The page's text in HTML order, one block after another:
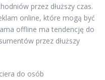
przez dłuższy czas.
online, które mogą być
offline ma tendencję do
przez dłuższy
do osób